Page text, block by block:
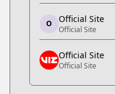
https://
Official Site
Official Site
https://
Official Site
O Official Site
Official Site
Official Site
Official Site